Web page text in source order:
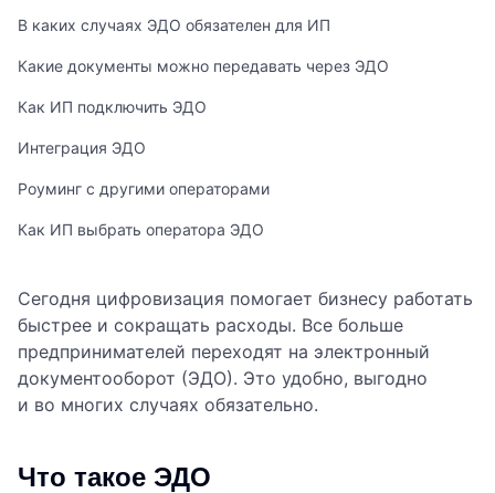
В каких случаях ЭДО обязателен для ИП
Какие документы можно передавать через ЭДО
Как ИП подключить ЭДО
Интеграция ЭДО
Роуминг с другими операторами
Как ИП выбрать оператора ЭДО
Сегодня цифровизация помогает бизнесу работать
быстрее и сокращать расходы. Все больше
предпринимателей переходят на электронный
документооборот (ЭДО). Это удобно, выгодно
и во многих случаях обязательно.
Что такое ЭДО